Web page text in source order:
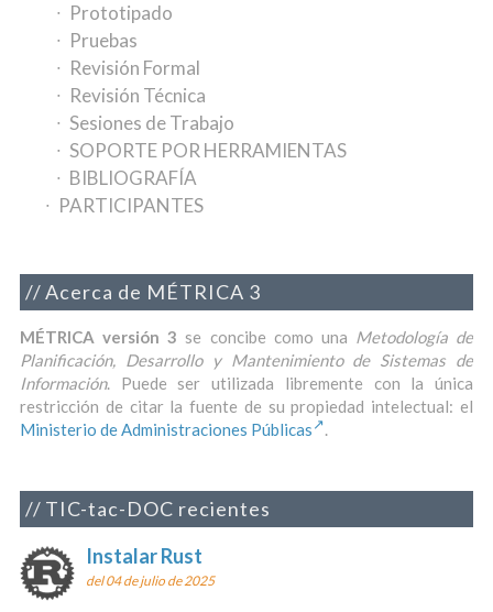
Prototipado
Pruebas
Revisión Formal
Revisión Técnica
Sesiones de Trabajo
SOPORTE POR HERRAMIENTAS
BIBLIOGRAFÍA
PARTICIPANTES
Acerca de MÉTRICA 3
MÉTRICA versión 3 se concibe como una Metodología de
Planificación, Desarrollo y Mantenimiento de Sistemas de
Información. Puede ser utilizada libremente con la única
restricción de citar la fuente de su propiedad intelectual: el
Ministerio de Administraciones Públicas
.
TIC-tac-DOC recientes
Instalar Rust
del 04 de julio de 2025